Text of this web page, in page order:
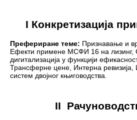
I Конкретизација
Префериране теме: Признавање и
Ефекти примене МСФИ 16 на лизинг,
дигитализација у функцији
Трансферне цене, Интерна ревизија,
систем двојног књиговодства.
II